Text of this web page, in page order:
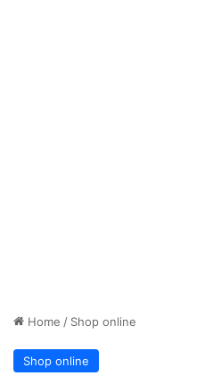
Home / Shop online
Shop online